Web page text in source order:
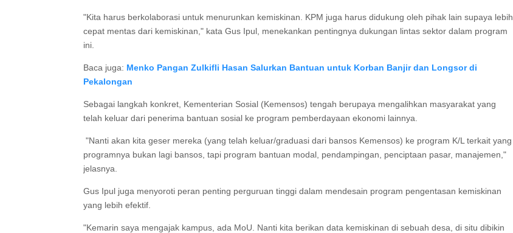
"Kita harus berkolaborasi untuk menurunkan kemiskinan. KPM juga harus didukung oleh pihak lain supaya lebih
cepat mentas dari kemiskinan," kata Gus Ipul, menekankan pentingnya dukungan lintas sektor dalam program
ini.
Baca juga: Menko Pangan Zulkifli Hasan Salurkan Bantuan untuk Korban Banjir dan Longsor di
Pekalongan
Sebagai langkah konkret, Kementerian Sosial (Kemensos) tengah berupaya mengalihkan masyarakat yang
telah keluar dari penerima bantuan sosial ke program pemberdayaan ekonomi lainnya.
"Nanti akan kita geser mereka (yang telah keluar/graduasi dari bansos Kemensos) ke program K/L terkait yang
programnya bukan lagi bansos, tapi program bantuan modal, pendampingan, penciptaan pasar, manajemen,"
jelasnya.
Gus Ipul juga menyoroti peran penting perguruan tinggi dalam mendesain program pengentasan kemiskinan
yang lebih efektif.
"Kemarin saya mengajak kampus, ada MoU. Nanti kita berikan data kemiskinan di sebuah desa, di situ dibikin